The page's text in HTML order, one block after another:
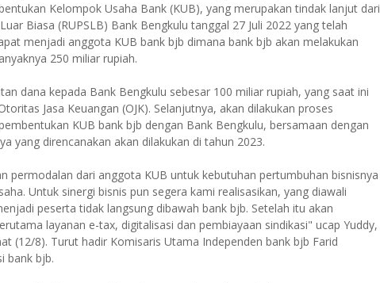
Kelompok Usaha Bank (KUB), yang merupakan tindak lanjut dari
Biasa (RUPSLB) Bank Bengkulu tanggal 27 Juli 2022 yang telah
menjadi anggota KUB bank bjb dimana bank bjb akan melakukan
250 miliar rupiah.
dana kepada Bank Bengkulu sebesar 100 miliar rupiah, yang saat ini
Jasa Keuangan (OJK). Selanjutnya, akan dilakukan proses
KUB bank bjb dengan Bank Bengkulu, bersamaan dengan
yang direncanakan akan dilakukan di tahun 2023.
permodalan dari anggota KUB untuk kebutuhan pertumbuhan bisnisnya
Untuk sinergi bisnis pun segera kami realisasikan, yang diawali
peserta tidak langsung dibawah bank bjb. Setelah itu akan
layanan e-tax, digitalisasi dan pembiayaan sindikasi" ucap Yuddy,
(12/8). Turut hadir Komisaris Utama Independen bank bjb Farid
bank bjb.